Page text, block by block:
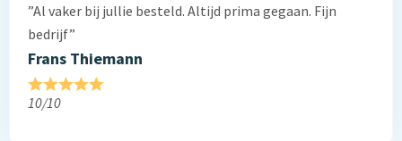
”Al vaker bij jullie besteld. Altijd prima gegaan. Fijn
bedrijf”
Frans Thiemann
10/10